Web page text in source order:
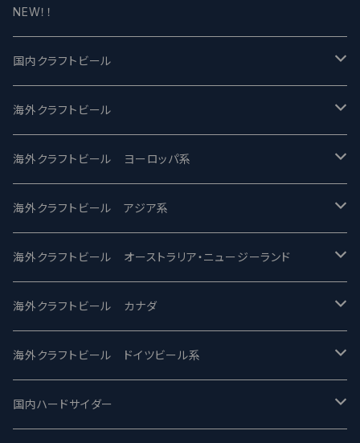
NEW！！
国内クラフトビール
UCHU BREWING -うちゅうブルーイング
バテレ -VERTERE
2nd Story Ale Works -セカンドストーリー
ビアへるん - Beer Hearn
忽布古丹醸造 - HOP KOTAN
ワイマーケットブルーイング Y.Market Brewing
志賀高原ビール - SIGAKOGEN
海外クラフトビール
Modern Times モダンタイムズ
Maui マウイ
Toppling Goliath トップリンゴライアス
Fair State フェアステイト
Lagunitas ラグニタス
FirestoneWalker ファイアストーン
海外クラフトビール ヨーロッパ系
UnBarred -アンバード
SAIREN /サイレン
ワイルドチャイルド - Wilde Child
BrewDog Brewery - ブリュードッグ
The Flying Inn / ザ フライイング イン
海外クラフトビール アジア系
gweilo-鬼佬 グウァイロ
Heart Of Darkness - ハートオブダークネス
Carbon brews -カーボン
TAIHU - タイフー
海外クラフトビール オーストラリア・ニュージーランド
ROCKY RIDGE - ロッキーリッジ
BODRIGGY BREWING ボッドリッジー
CO-CONSPIRATORS コ・コンスピレーターズ
海外クラフトビール カナダ
Jackie O's ジャッキーオーズ
Westbrook ウェストブルック
海外クラフトビール ドイツビール系
Karmeliten カーメリテン
国内ハードサイダー